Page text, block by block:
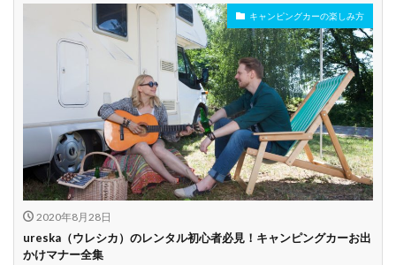
キャンピングカーの楽しみ方
2020年8月28日
ureska（ウレシカ）のレンタル初心者必見！キャンピングカーお出
かけマナー全集